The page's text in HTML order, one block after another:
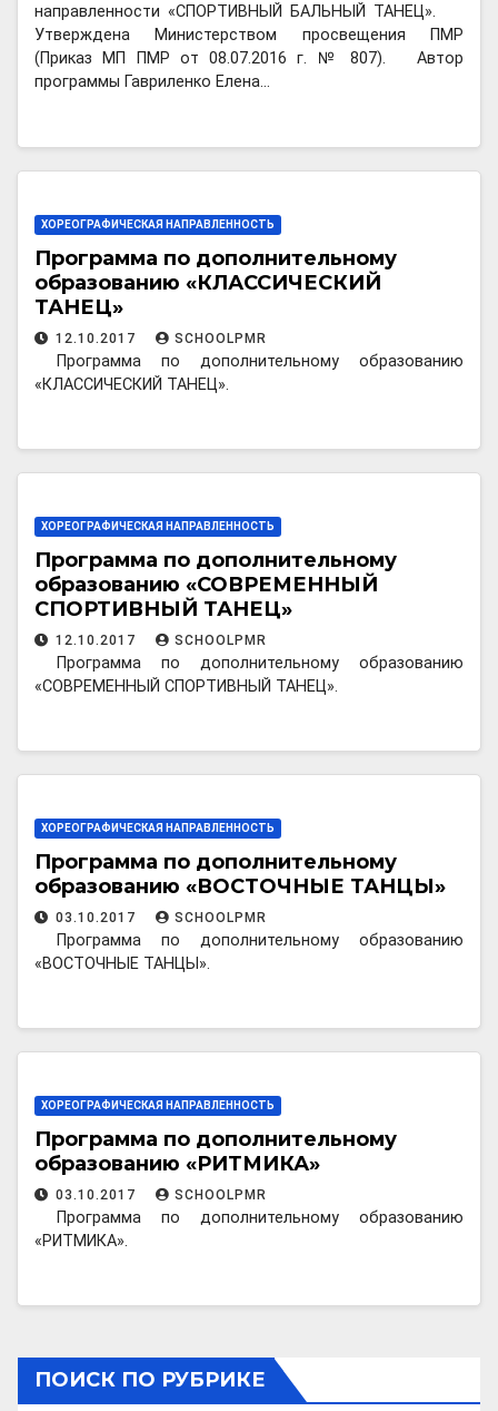
направленности «СПОРТИВНЫЙ БАЛЬНЫЙ ТАНЕЦ».
Утверждена Министерством просвещения ПМР
(Приказ МП ПМР от 08.07.2016 г. № 807). Автор
программы Гавриленко Елена…
ХОРЕОГРАФИЧЕСКАЯ НАПРАВЛЕННОСТЬ
Программа по дополнительному
образованию «КЛАССИЧЕСКИЙ
ТАНЕЦ»
12.10.2017 SCHOOLPMR
Программа по дополнительному образованию
«КЛАССИЧЕСКИЙ ТАНЕЦ».
ХОРЕОГРАФИЧЕСКАЯ НАПРАВЛЕННОСТЬ
Программа по дополнительному
образованию «СОВРЕМЕННЫЙ
СПОРТИВНЫЙ ТАНЕЦ»
12.10.2017 SCHOOLPMR
Программа по дополнительному образованию
«СОВРЕМЕННЫЙ СПОРТИВНЫЙ ТАНЕЦ».
ХОРЕОГРАФИЧЕСКАЯ НАПРАВЛЕННОСТЬ
Программа по дополнительному
образованию «ВОСТОЧНЫЕ ТАНЦЫ»
03.10.2017 SCHOOLPMR
Программа по дополнительному образованию
«ВОСТОЧНЫЕ ТАНЦЫ».
ХОРЕОГРАФИЧЕСКАЯ НАПРАВЛЕННОСТЬ
Программа по дополнительному
образованию «РИТМИКА»
03.10.2017 SCHOOLPMR
Программа по дополнительному образованию
«РИТМИКА».
ПОИСК ПО РУБРИКЕ